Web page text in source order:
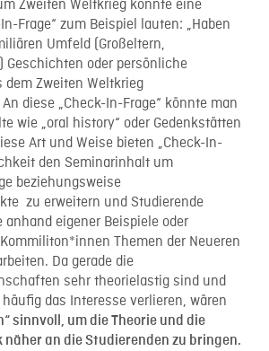
Zweiten Weltkrieg könnte eine
Frage“ zum Beispiel lauten: „Haben
Umfeld (Großeltern,
Geschichten oder persönliche
dem Zweiten Weltkrieg
diese „Check-In-Frage“ könnte man
wie „oral history“ oder Gedenkstätten
Art und Weise bieten „Check-In-
den Seminarinhalt um
beziehungsweise
zu erweitern und Studierende
anhand eigener Beispiele oder
Themen der Neueren
Da gerade die
sehr theorielastig sind und
das Interesse verlieren, wären
sinnvoll, um die Theorie und die
an die Studierenden zu bringen.